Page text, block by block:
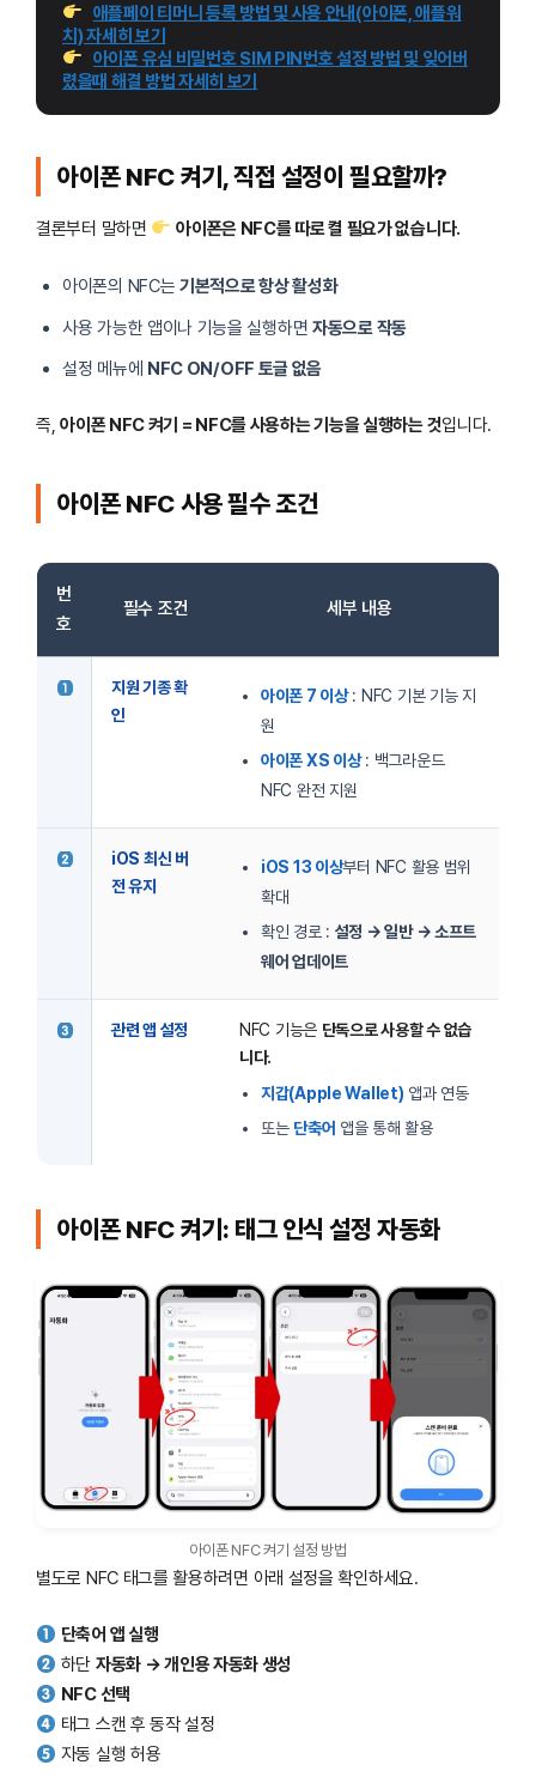
애플페이 티머니 등록 방법 및 사용 안내(아이폰, 애플워
치) 자세히 보기
아이폰 유심 비밀번호 SIM PIN번호 설정 방법 및 잊어버
렸을때 해결 방법 자세히 보기
아이폰 NFC 켜기, 직접 설정이 필요할까?
결론부터 말하면 아이폰은 NFC를 따로 켤 필요가 없습니다.
아이폰의 NFC는 기본적으로 항상 활성화
사용 가능한 앱이나 기능을 실행하면 자동으로 작동
설정 메뉴에
NFC ON/OFF 토글 없음
즉,아이폰 NFC 켜기 = NFC를 사용하는 기능을 실행하는 것입니다.
아이폰 NFC 사용 필수 조건
번
호
필수 조건 세부 내용
지원 기종 확
인
아이폰 7 이상: NFC 기본 기능 지
원
아이폰 XS 이상: 백그라운드
NFC 완전 지원
iOS 최신 버
전 유지
iOS 13 이상부터 NFC 활용 범위
확대
확인 경로 : 설정 → 일반 → 소프트
웨어 업데이트
관련 앱 설정 NFC 기능은 단독으로 사용할 수 없습
니다.
지갑(Apple Wallet) 앱과 연동
또는 단축어 앱을 통해 활용
아이폰 NFC 켜기: 태그 인식 설정 자동화
아이폰 NFC 켜기 설정 방법
별도로 NFC 태그를 활용하려면 아래 설정을 확인하세요.
단축어 앱 실행
하단 자동화 → 개인용 자동화 생성
NFC 선택
태그 스캔 후 동작 설정
자동 실행 허용